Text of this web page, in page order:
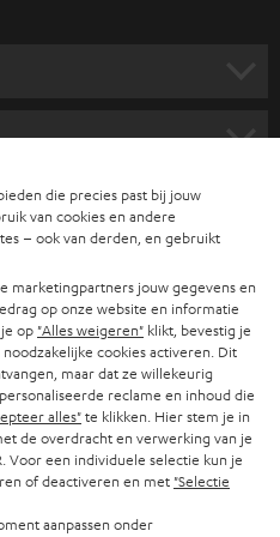
vakantiehuis, kantoor, home office,
je oude set.
Teufel Dynamore
sound engineers zelfs compacte
toevoegen, via virtueel sound
verschillende speciaal ontwikkelde
slimme integratie van extra drivers.
in deRADIO 3SIXTYen
geluid zelfs in 360 graden
hifi-installatie te upgraden zodat
technologie. Dit kan onder
die precies past bij jouw
van cookies en andere
– ook van derden, en gebruikt
marketingpartners jouw gegevens en
op onze website en informatie
op "Alles weigeren" klikt, bevestig je
cookies activeren. Dit
maar dat ze willekeurig
reclame en inhoud die
alles"te klikken. Hier stem je in
de overdracht en verwerking van je
Voor een individuele selectie kun je
of deactiveren en met "Selectie
aanpassen onder